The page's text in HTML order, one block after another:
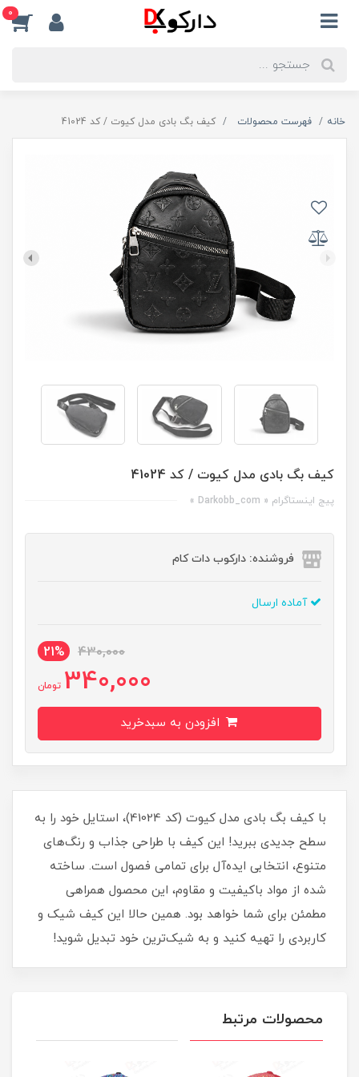
0
خانه فهرست محصولات کیف بگ بادی مدل کیوت / کد 41024
کیف بگ بادی مدل کیوت / کد 41024
پیج اینستاگرام « Darkobb_com »
فروشنده: دارکوب دات کام
آماده ارسال
430,000
21%
340,000 تومان
با کیف بگ بادی مدل کیوت (کد 41024)، استایل خود را به
سطح جدیدی ببرید! این کیف با طراحی جذاب و رنگ‌های
متنوع، انتخابی ایده‌آل برای تمامی فصول است. ساخته
شده از مواد باکیفیت و مقاوم، این محصول همراهی
مطمئن برای شما خواهد بود. همین حالا این کیف شیک و
کاربردی را تهیه کنید و به شیک‌ترین خود تبدیل شوید!
محصولات مرتبط